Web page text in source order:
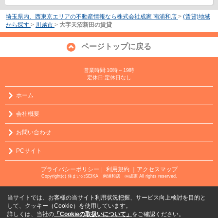
埼玉県内、西東京エリアの不動産情報なら株式会社成家 南浦和店 > (賃貸)地域
から探す > 川越市 > 大字天沼新田の賃貸
ページトップに戻る
営業時間:10時～19時
定休日:定休日なし
ホーム
会社概要
お問い合わせ
PCサイト
プライバシーポリシー ｜ 利用規約 ｜アクセスマップ
Copyright(c) 住まいのSEIKA 南浦和店 ㈱成家 All rights reserved.
当サイトでは、お客様の当サイト利用状況把握、サービス向上検討を目的と
して、クッキー（Cookie）を使用しています。
詳しくは、当社の 「Cookieの取扱いについて」 をご確認ください。